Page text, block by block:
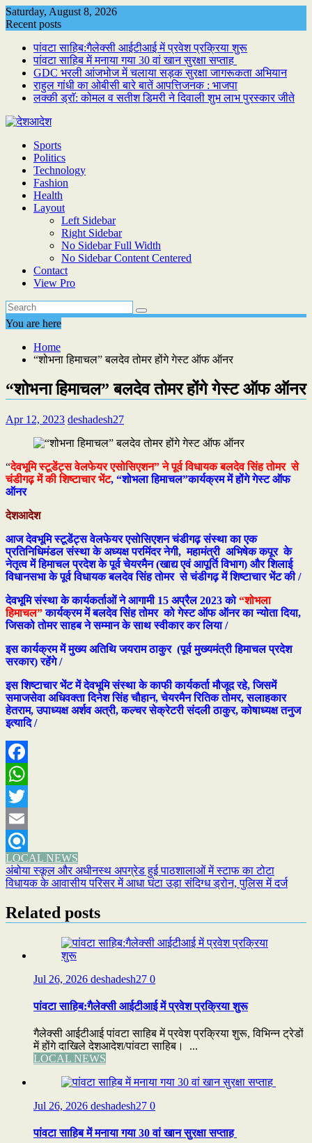
Skip
to
Saturday, August 8, 2026
Recent posts
पांवटा साहिब:गैलेक्सी आईटीआई में प्रवेश प्रक्रिया शुरू
पांवटा साहिब में मनाया गया 30 वां खान सुरक्षा सप्ताह
GDC भरली आंजभोज में चलाया सड़क सुरक्षा जागरूकता अभियान
राहुल गांधी का ओबीसी बारे बातें आपत्तिजनक : भाजपा
लक्की ड्राॅ: कोमल व सतीश डिमरी ने दिवाली शुभ लाभ पुरस्कार जीते
Sports
Politics
Technology
Fashion
Health
Layout
Left Sidebar
Right Sidebar
No Sidebar Full Width
No Sidebar Content Centered
Contact
View Pro
You are here
Home
“शोभना हिमाचल” बलदेव तोमर होंगे गेस्ट ऑफ ऑनर
“शोभना हिमाचल” बलदेव तोमर होंगे गेस्ट ऑफ ऑनर
Apr 12, 2023 deshadesh27
“देवभूमि स्टूडेंट्स वेलफेयर एसोसिएशन” ने पूर्व विधायक बलदेव सिंह तोमर से
चंडीगढ़ में की शिष्टाचार भेंट, “शोभला हिमाचल”कार्यक्रम में होंगे गेस्ट ऑफ
ऑनर
देशआदेश
आज देवभूमि स्टूडेंट्स वेलफेयर एसोसिएशन चंडीगढ़ संस्था का एक
प्रतिनिधिमंडल संस्था के अध्यक्ष परमिंदर नेगी, महामंत्री अभिषेक कपूर के
नेतृत्व में हिमाचल प्रदेश के पूर्व चेयरमैन (खाद्य एवं आपूर्ति विभाग) और शिलाई
विधानसभा के पूर्व विधायक बलदेव सिंह तोमर से चंडीगढ़ में शिष्टाचार भेंट की /
देवभूमि संस्था के कार्यकर्ताओं ने आगामी 15 अप्रैल 2023 को“शोभला
हिमाचल”कार्यक्रम में बलदेव सिंह तोमर को गेस्ट ऑफ ऑनर का न्योता दिया,
जिसको तोमर साहब ने सम्मान के साथ स्वीकार कर लिया /
इस कार्यक्रम में मुख्य अतिथि जयराम ठाकुर (पूर्व मुख्यमंत्री हिमाचल प्रदेश
सरकार) रहेंगे /
इस शिष्टाचार भेंट में देवभूमि संस्था के काफी कार्यकर्ता मौजूद रहे, जिसमें
समाजसेवा अधिवक्ता दिनेश सिंह चौहान, चेयरमैन रितिक तोमर, सलाहकार
हेतराम, उपाध्यक्ष अर्शव अत्री, कल्चर सेक्रेटरी संदली ठाकुर, कोषाध्यक्ष तनुज
इत्यादि /
Facebook
WhatsApp
Twitter
Email
Refind
LOCAL NEWS
Post
navigation
अंबोया स्कूल और अधीनस्थ अपग्रेड हुई पाठशालाओं में स्टाफ का टोटा
विधायक के आवासीय परिसर में आधा घंटा उड़ा संदिग्ध ड्रोन, पुलिस में दर्ज
Related posts
Jul 26, 2026 deshadesh27 0
पांवटा साहिब:गैलेक्सी आईटीआई में प्रवेश प्रक्रिया शुरू
गैलेक्सी आईटीआई पांवटा साहिब में प्रवेश प्रक्रिया शुरू, विभिन्न ट्रेडों
में होंगे दाखिले देशआदेश/पांवटा साहिब। ...
LOCAL NEWS
Jul 26, 2026 deshadesh27 0
पांवटा साहिब में मनाया गया 30 वां खान सुरक्षा सप्ताह